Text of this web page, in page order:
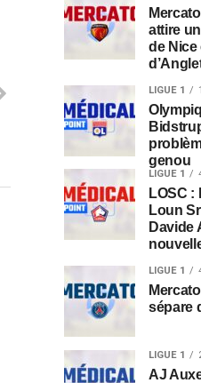
attire
de
LIGUE 1
genou
LIGUE 1
LOSC :
Loun
Davide
LIGUE 1
sépare
LIGUE 1
AJ